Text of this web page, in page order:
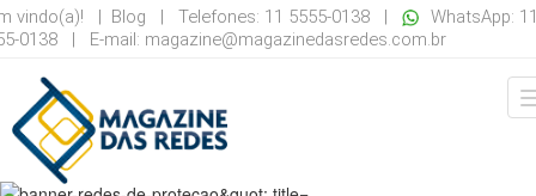
vindo(a)! | Blog | Telefones: 11 5555-0138 |
WhatsApp:
0138 | E-mail: magazine@magazinedasredes.com.br